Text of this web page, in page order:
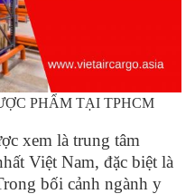
PHẨM TẠI TPHCM
xem là trung tâm
Việt Nam, đặc biệt là
bối cảnh ngành y